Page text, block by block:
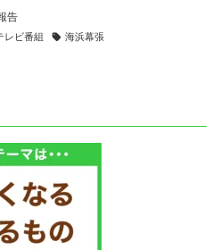
告
レビ番組 海浜幕張